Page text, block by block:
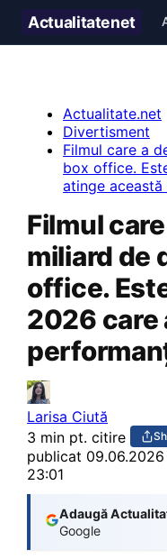
Actualitatenet
Actualitate.net
Divertisment
Filmul care a
box office.
atinge
Filmul
miliard de
office.
2026 care
Larisa Ciută
3 min pt. citire
publicat 09.06.2026
23:01
Adaugă
Google